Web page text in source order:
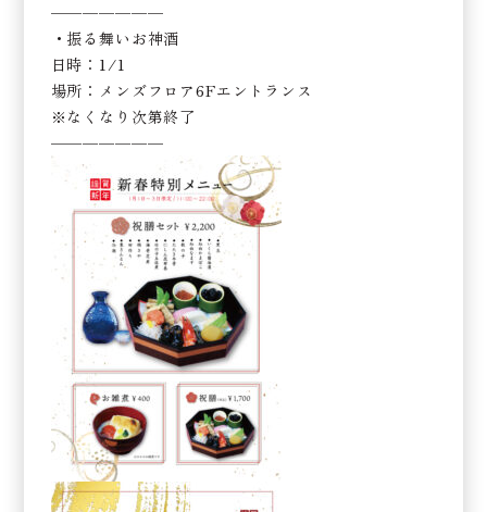
———————
・振る舞いお神酒
日時：1/1
場所：メンズフロア6Fエントランス
※なくなり次第終了
———————